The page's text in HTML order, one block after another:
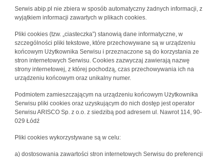
Serwis abip.pl nie zbiera w sposób automatyczny żadnych informacji, z
wyjątkiem informacji zawartych w plikach cookies.
Pliki cookies (tzw. „ciasteczka”) stanowią dane informatyczne, w
szczególności pliki tekstowe, które przechowywane są w urządzeniu
końcowym Użytkownika Serwisu i przeznaczone są do korzystania ze
stron internetowych Serwisu. Cookies zazwyczaj zawierają nazwę
strony internetowej, z której pochodzą, czas przechowywania ich na
urządzeniu końcowym oraz unikalny numer.
Podmiotem zamieszczającym na urządzeniu końcowym Użytkownika
Serwisu pliki cookies oraz uzyskującym do nich dostęp jest operator
Serwisu ARISCO Sp. z o.o. z siedzibą pod adresem ul. Nawrot 114, 90-
029 Łódź
Pliki cookies wykorzystywane są w celu:
a) dostosowania zawartości stron internetowych Serwisu do preferencji